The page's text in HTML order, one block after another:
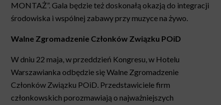
MONTAŻ”. Gala będzie też doskonałą okazją do integracji
środowiska i wspólnej zabawy przy muzyce na żywo.
Walne Zgromadzenie Członków Związku POiD
W dniu 22 maja, w przeddzień Kongresu, w Hotelu
Warszawianka odbędzie się Walne Zgromadzenie
Członków Związku POiD. Przedstawiciele firm
członkowskich porozmawiają o najważniejszych